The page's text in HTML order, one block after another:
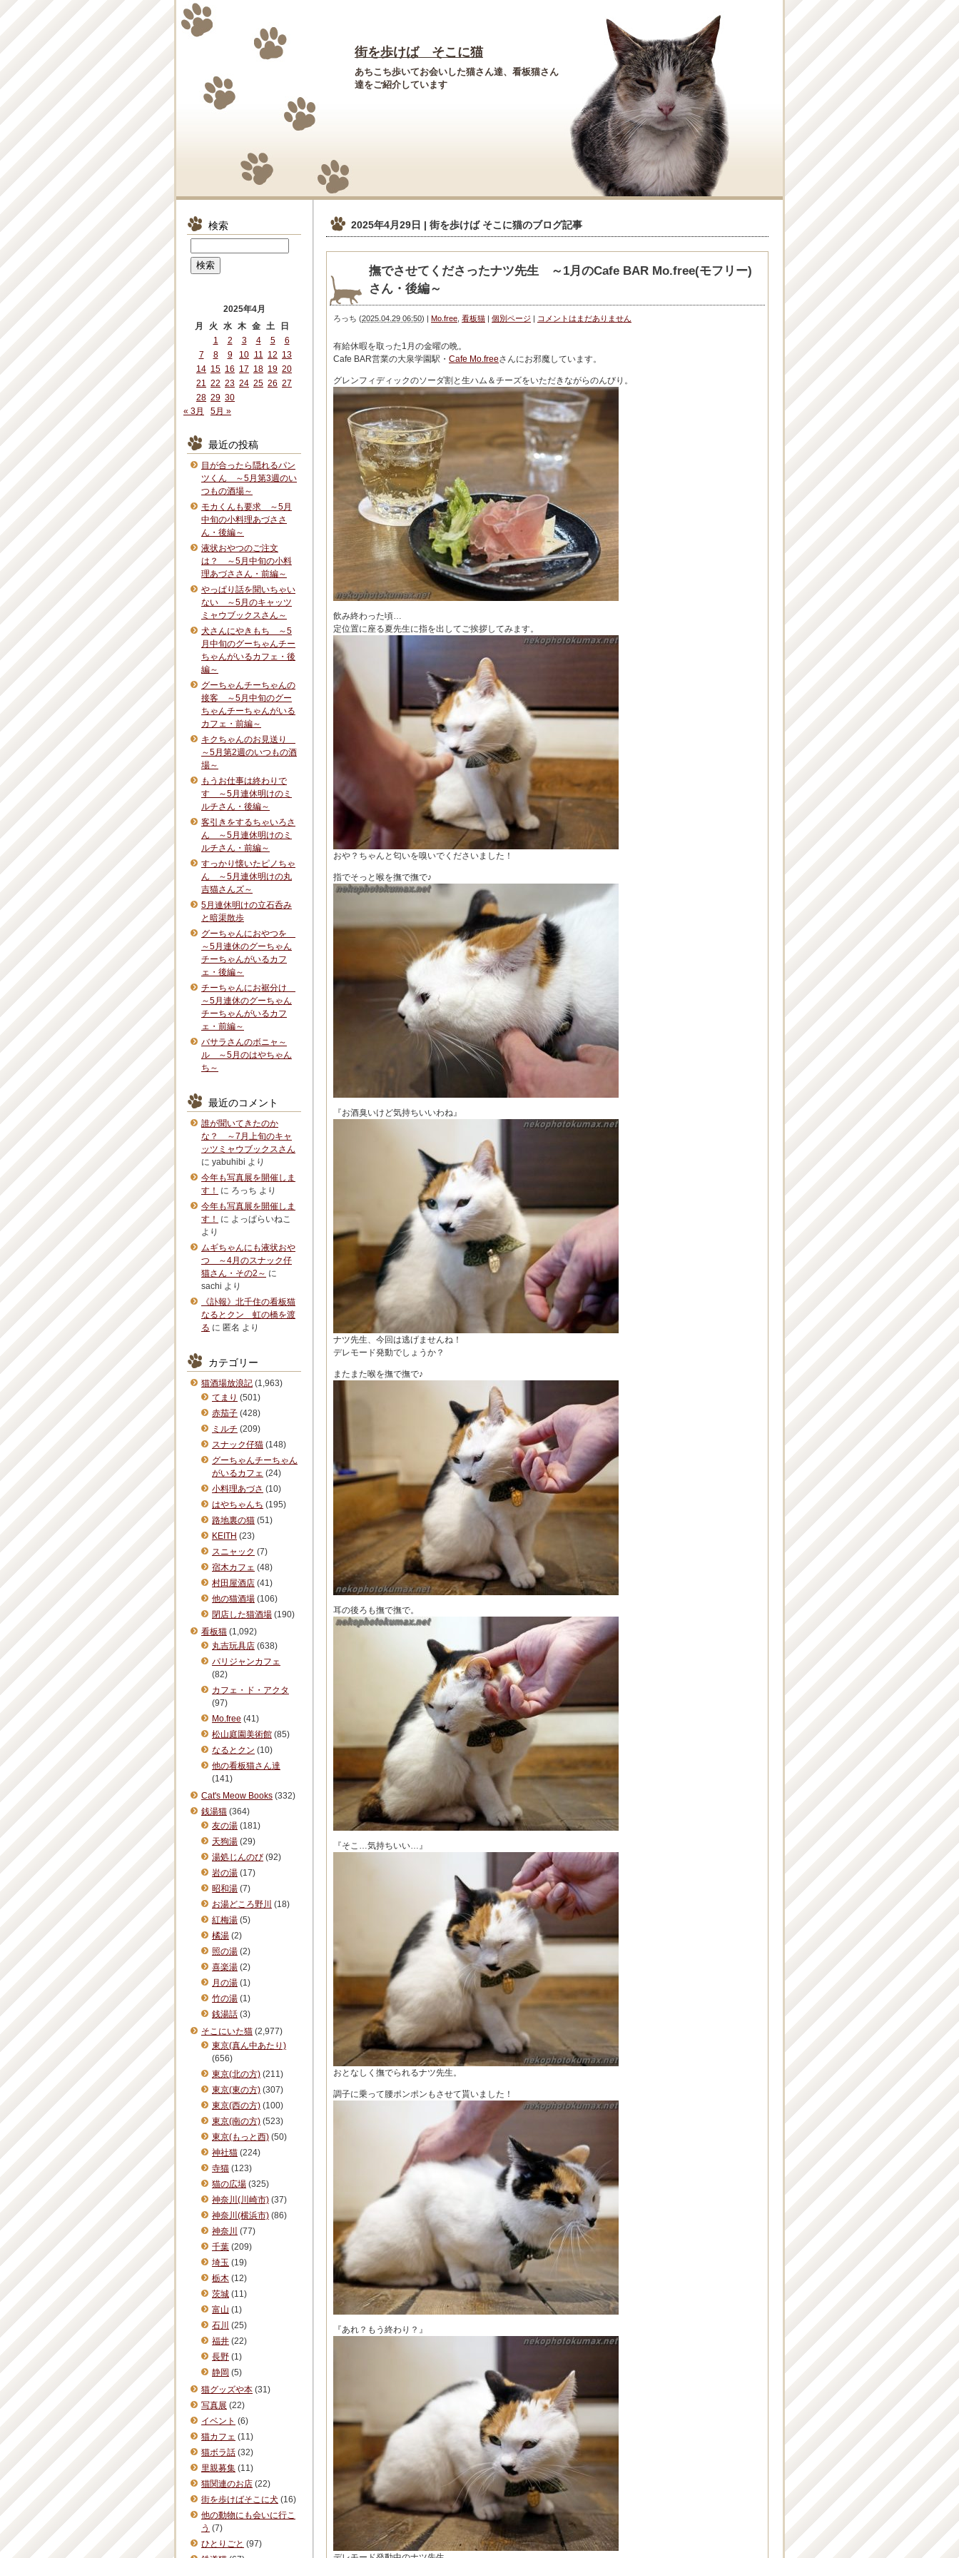
街を歩けば そこに猫
あちこち歩いてお会いした猫さん達、看板猫さん
達をご紹介しています
2025年4月29日 | 街を歩けば そこに猫のブログ記事
撫でさせてくださったナツ先生 ～1月のCafe BAR Mo.free(モフリー)
さん・後編～
ろっち (2025.04.29 06:50) | Mo.free 看板猫 | 個別ページ | コメントはまだありません
有給休暇を取った1月の金曜の晩。
Cafe BAR営業の大泉学園駅・ Cafe Mo.freeさんにお邪魔しています。
グレンフィディックのソーダ割と生ハム＆チーズをいただきながらのんびり。
飲み終わった頃…
定位置に座る夏先生に指を出してご挨拶してみます。
おや？ちゃんと匂いを嗅いでくださいました！
指でそっと喉を撫で撫で♪
『お酒臭いけど気持ちいいわね』
ナツ先生、今回は逃げませんね！
デレモード発動でしょうか？
またまた喉を撫で撫で♪
耳の後ろも撫で撫で。
『そこ…気持ちいい…』
おとなしく撫でられるナツ先生。
調子に乗って腰ポンポンもさせて貰いました！
『あれ？もう終わり？』
検索
2025年4月
月
火 水 木 金 土
日
1
2 3 4 5
6
7
8 9 10 11 12 13
14 15 16 17 18 19 20
21 22 23 24 25 26 27
28 29 30
« 3月
5月 »
最近の投稿
目が合ったら隠れるパン
ツくん ～5月第3週のい
つもの酒場～
モカくんも要求 ～5月
中旬の小料理あづささ
ん・後編～
液状おやつのご注文
は？ ～5月中旬の小料
理あづささん・前編～
やっぱり話を聞いちゃい
ない ～5月のキャッツ
ミャウブックスさん～
犬さんにやきもち ～5
月中旬のグーちゃんチー
ちゃんがいるカフェ・後
編～
グーちゃんチーちゃんの
接客 ～5月中旬のグー
ちゃんチーちゃんがいる
カフェ・前編～
キクちゃんのお見送り
～5月第2週のいつもの酒
場～
もうお仕事は終わりで
す ～5月連休明けのミ
ルチさん・後編～
客引きをするちゃいろさ
ん ～5月連休明けのミ
ルチさん・前編～
すっかり懐いたピノちゃ
ん ～5月連休明けの丸
吉猫さんズ～
5月連休明けの立石呑み
と暗渠散歩
グーちゃんにおやつを
～5月連休のグーちゃん
チーちゃんがいるカフ
ェ・後編～
チーちゃんにお裾分け
～5月連休のグーちゃん
チーちゃんがいるカフ
ェ・前編～
バサラさんのボニャ～
ル ～5月のはやちゃん
ち～
最近のコメント
誰が聞いてきたのか
な？ ～7月上旬のキャ
ッツミャウブックスさん
に yabuhibi より
今年も写真展を開催しま
す！
に ろっち より
今年も写真展を開催しま
す！
に よっぱらいねこ
より
ムギちゃんにも液状おや
つ ～4月のスナック仔
猫さん・その2～ に
sachi より
《訃報》北千住の看板猫
なるとクン 虹の橋を渡
る に 匿名 より
カテゴリー
猫酒場放浪記 (1,963)
てまり (501)
赤茄子 (428)
ミルチ (209)
スナック仔猫 (148)
グーちゃんチーちゃん
がいるカフェ (24)
小料理あづさ (10)
はやちゃんち (195)
路地裏の猫 (51)
KEITH (23)
スニャック (7)
宿木カフェ (48)
村田屋酒店 (41)
他の猫酒場 (106)
閉店した猫酒場 (190)
看板猫 (1,092)
丸吉玩具店 (638)
パリジャンカフェ
(82)
カフェ・ド・アクタ
(97)
Mo.free (41)
松山庭園美術館 (85)
なるとクン (10)
他の看板猫さん達
(141)
Cat's Meow Books (332)
銭湯猫 (364)
友の湯 (181)
天狗湯 (29)
湯処じんのび (92)
岩の湯 (17)
昭和湯 (7)
お湯どころ野川 (18)
紅梅湯 (5)
橘湯 (2)
照の湯 (2)
喜楽湯 (2)
月の湯 (1)
竹の湯 (1)
銭湯話 (3)
そこにいた猫 (2,977)
東京(真ん中あたり)
(656)
東京(北の方) (211)
東京(東の方) (307)
東京(西の方) (100)
東京(南の方) (523)
東京(もっと西) (50)
神社猫 (224)
寺猫 (123)
猫の広場 (325)
神奈川(川崎市) (37)
神奈川(横浜市) (86)
神奈川 (77)
千葉 (209)
埼玉 (19)
栃木 (12)
茨城 (11)
富山 (1)
石川 (25)
福井 (22)
長野 (1)
静岡 (5)
猫グッズや本 (31)
写真展 (22)
イベント (6)
猫カフェ (11)
猫ボラ話 (32)
里親募集 (11)
猫関連のお店 (22)
街を歩けばそこに犬 (16)
他の動物にも会いに行こ
う (7)
ひとりごと (97)